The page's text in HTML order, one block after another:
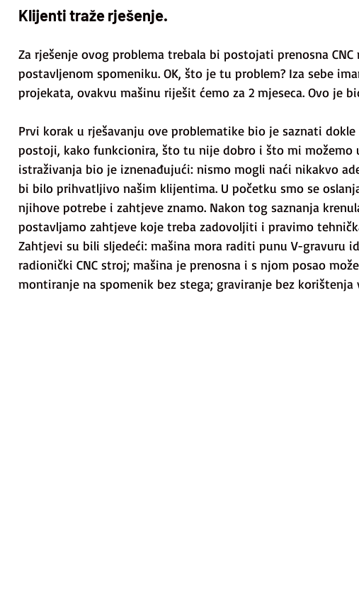
Klijenti traže rješenje.
Za rješenje ovog problema trebala bi postojati prenosna
postavljenom spomeniku. OK, što je tu problem? Iza sebe
projekata, ovakvu mašinu riješit ćemo za 2 mjeseca. Ovo je
Prvi korak u rješavanju ove problematike bio je saznati
postoji, kako funkcionira, što tu nije dobro i što mi možemo
istraživanja bio je iznenađujući: nismo mogli naći nikakvo
bi bilo prihvatljivo našim klijentima. U početku smo se
njihove potrebe i zahtjeve znamo. Nakon tog saznanja
postavljamo zahtjeve koje treba zadovoljiti i pravimo
Zahtjevi su bili sljedeći: mašina mora raditi punu V-gravuru
radionički CNC stroj; mašina je prenosna i s njom posao
montiranje na spomenik bez stega; graviranje bez korištenja